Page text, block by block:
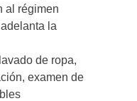
al régimen
la
de ropa,
examen de